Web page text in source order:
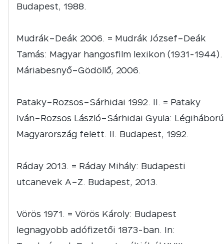
Budapest, 1988.
Mudrák–Deák 2006. = Mudrák József–Deák
Tamás: Magyar hangosfilm lexikon (1931-1944).
Máriabesnyő–Gödöllő, 2006.
Pataky–Rozsos–Sárhidai 1992. II. = Pataky
Iván–Rozsos László–Sárhidai Gyula: Légiháború
Magyarország felett. II. Budapest, 1992.
Ráday 2013. = Ráday Mihály: Budapesti
utcanevek A–Z. Budapest, 2013.
Vörös 1971. = Vörös Károly: Budapest
legnagyobb adófizetői 1873-ban. In: